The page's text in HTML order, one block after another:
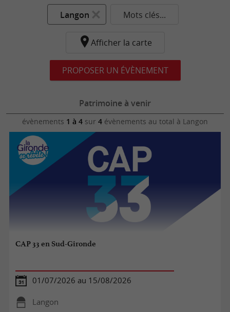
Langon Mots clés...
Afficher la carte
PROPOSER UN ÉVÈNEMENT
Patrimoine à venir
évènements 1 à 4 sur 4 évènements au total à Langon
CAP 33 en Sud-Gironde
01/07/2026 au 15/08/2026
Langon